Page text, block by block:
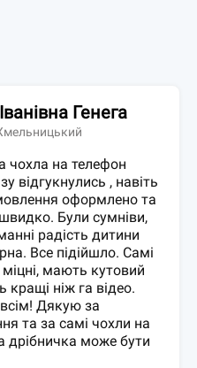
Генега
чохла на телефон
відгукнулись , навіть
оформлено та
Були сумніви,
радість дитини
Все підійшло. Самі
міцні, мають кутовий
кращі ніж га відео.
Дякую за
та за самі чохли на
дрібничка може бути